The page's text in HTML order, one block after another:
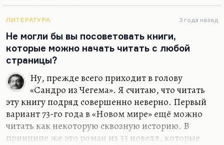
бессознательного, по Зощенко, это торжество
инстинкта, рефлекса. Он решил свою
внутреннюю жизнь целиком подставить под
контроль ума,…
ЛИТЕРАТУРА 3 года назад
Не могли бы вы посоветовать книги,
которые можно начать читать с любой
страницы?
Ну, прежде всего приходит в голову
«Сандро из Чегема». Я считаю, что читать
эту книгу подряд совершенно неверно. Первый
вариант 73-го года в «Новом мире» ещё можно
читать как некоторую сквозную историю. В
принципе же это роман из 33 новелл, которые